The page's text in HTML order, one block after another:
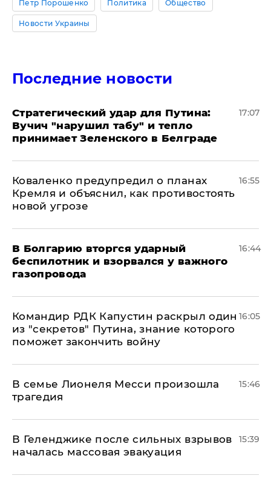
Петр Порошенко Политика Общество
Новости Украины
Последние новости
Стратегический удар для Путина:
Вучич "нарушил табу" и тепло
принимает Зеленского в Белграде
17:07
Коваленко предупредил о планах
Кремля и объяснил, как противостоять
новой угрозе
16:55
В Болгарию вторгся ударный
беспилотник и взорвался у важного
газопровода
16:44
Командир РДК Капустин раскрыл один
из "секретов" Путина, знание которого
поможет закончить войну
16:05
В семье Лионеля Месси произошла
трагедия
15:46
В Геленджике после сильных взрывов
началась массовая эвакуация
15:39